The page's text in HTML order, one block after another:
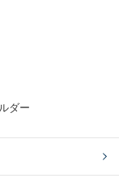
ダー